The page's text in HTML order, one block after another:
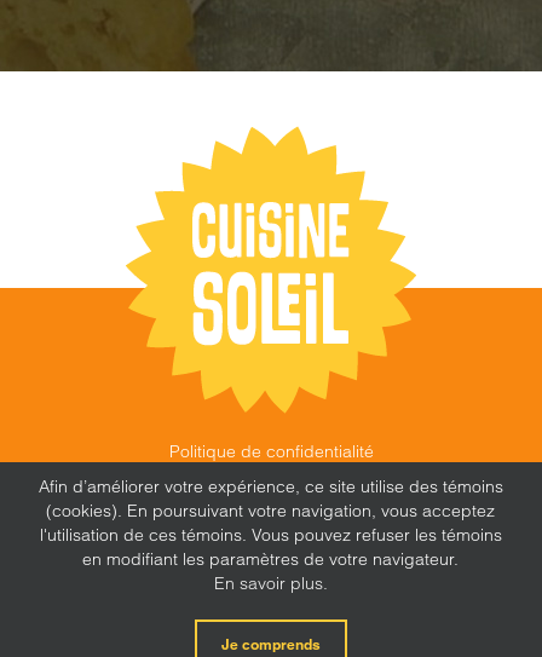
Politique de confidentialité
©
CUISINE SOLEIL 2026 |
FEU FOLLET - DESIGN •
WEB • MARKETING
X Facebook
Afin d’améliorer votre expérience, ce site utilise des témoins
(cookies). En poursuivant votre navigation, vous acceptez
l'utilisation de ces témoins. Vous pouvez refuser les témoins
en modifiant les paramètres de votre navigateur.
En savoir plus.
Je comprends